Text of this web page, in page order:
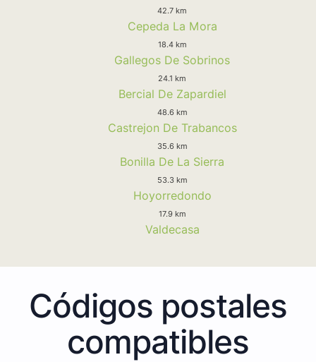
42.7 km
Cepeda La Mora
18.4 km
Gallegos De Sobrinos
24.1 km
Bercial De Zapardiel
48.6 km
Castrejon De Trabancos
35.6 km
Bonilla De La Sierra
53.3 km
Hoyorredondo
17.9 km
Valdecasa
Códigos postales
compatibles